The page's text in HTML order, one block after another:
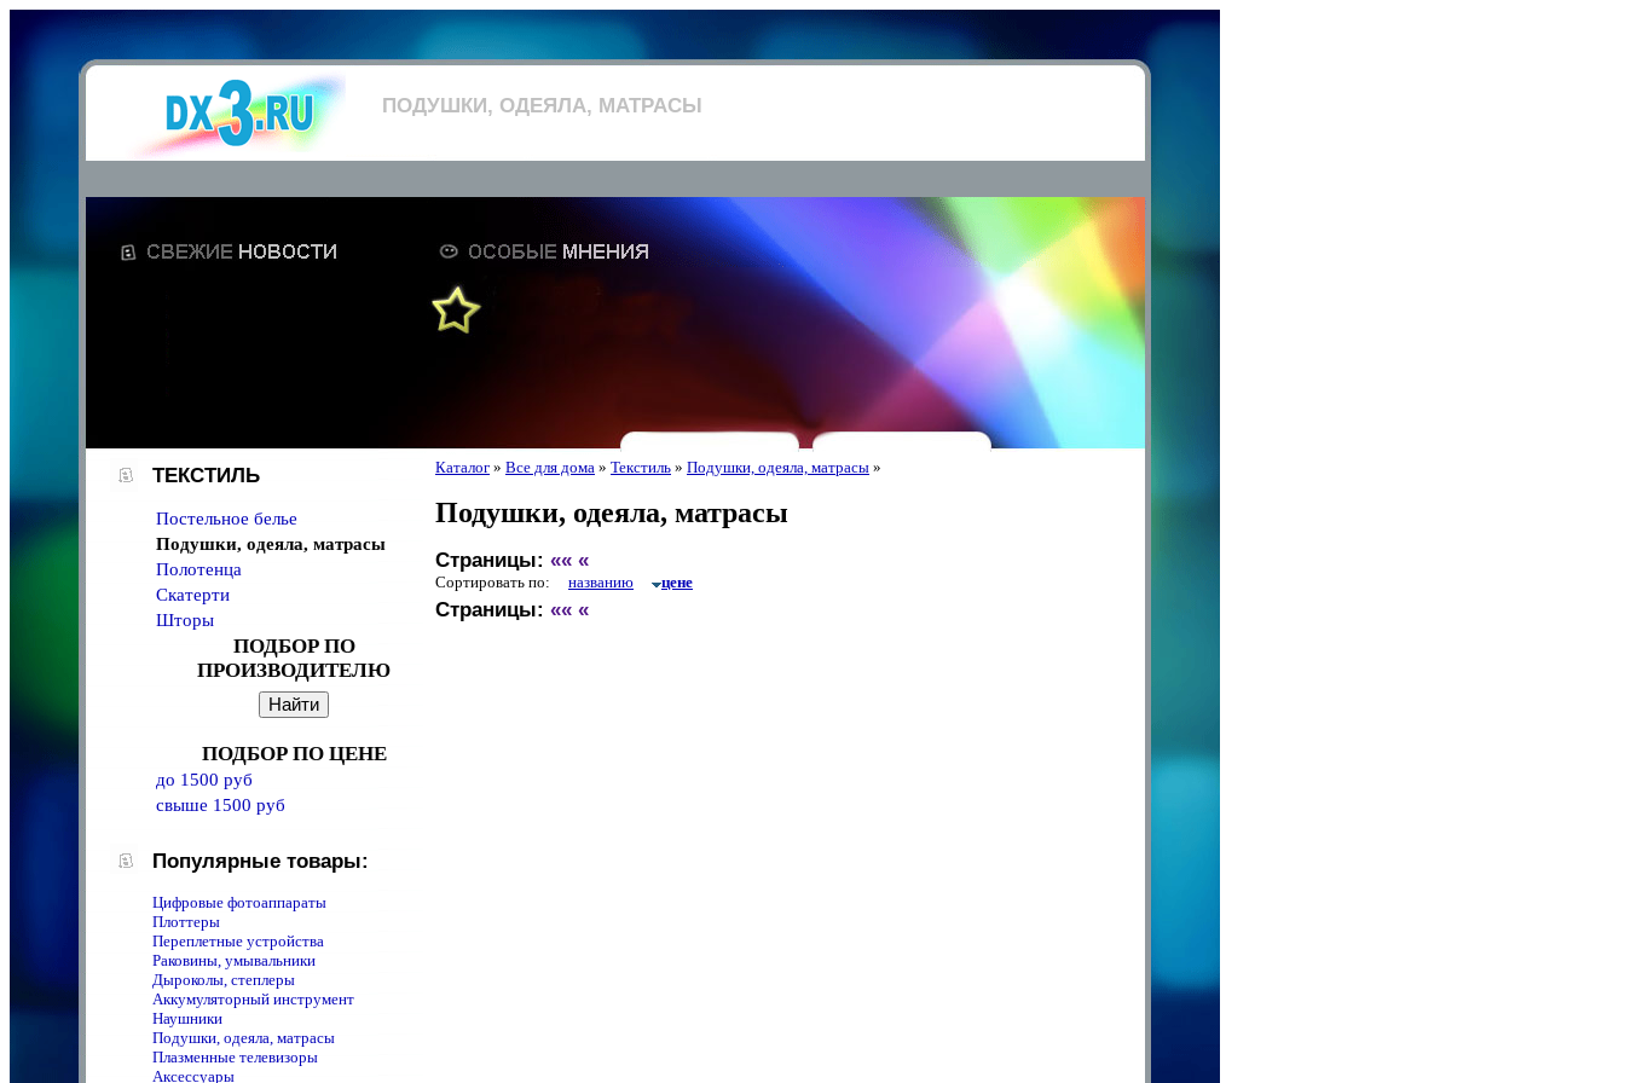
ПОДУШКИ, ОДЕЯЛА, МАТРАСЫ
ТЕКСТИЛЬ
Постельное белье
Подушки, одеяла, матрасы
Полотенца
Скатерти
Шторы
ПОДБОР ПО
ПРОИЗВОДИТЕЛЮ
ПОДБОР ПО ЦЕНЕ
до 1500 руб
свыше 1500 руб
Популярные товары:
Цифровые фотоаппараты
Плоттеры
Переплетные устройства
Раковины, умывальники
Дыроколы, степлеры
Аккумуляторный инструмент
Наушники
Подушки, одеяла, матрасы
Плазменные телевизоры
Аксессуары
Каталог » Все для дома » Текстиль » Подушки, одеяла, матрасы »
Подушки, одеяла, матрасы
Страницы: «« «
Сортировать по: названию цене
Страницы: «« «